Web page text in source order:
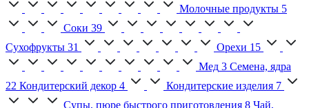
Молочные продукты 5
Соки 39
Сухофрукты 31 Орехи 15
Мед 3 Семена, ядра
22 Кондитерский декор 4 Кондитерские изделия 7
Супы, пюре быстрого приготовления 8 Чай,